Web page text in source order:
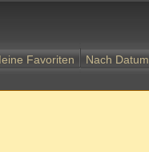
Favoriten Nach Datum